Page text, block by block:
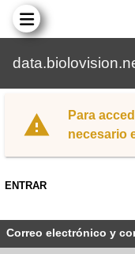
Para
necesario
ENTRAR
Correo electrónico y